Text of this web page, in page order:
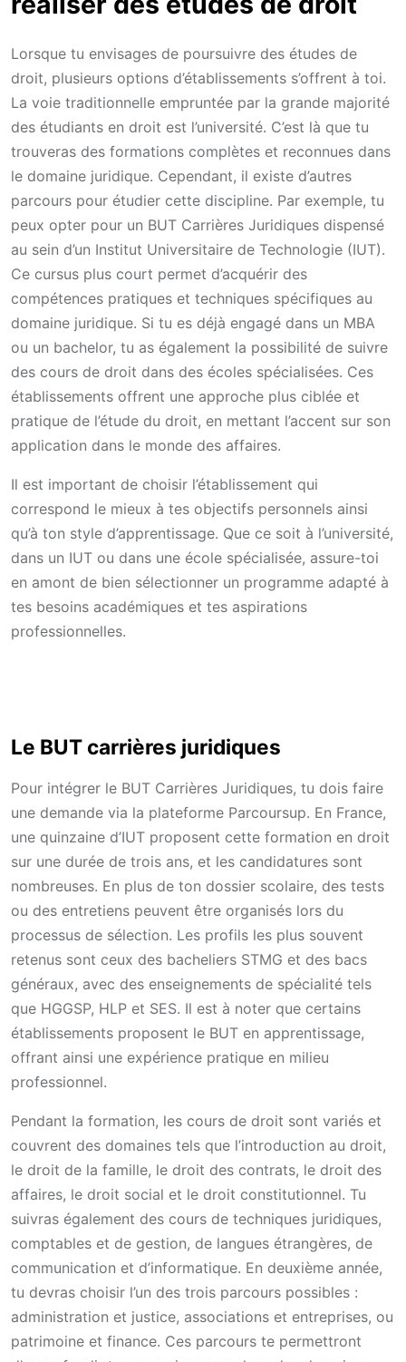
Lorsque tu envisages de poursuivre des études de
droit, plusieurs options d’établissements s’offrent à toi.
La voie traditionnelle empruntée par la grande majorité
des étudiants en droit est l’université. C’est là que tu
trouveras des formations complètes et reconnues dans
le domaine juridique. Cependant, il existe d’autres
parcours pour étudier cette discipline. Par exemple, tu
peux opter pour un BUT Carrières Juridiques dispensé
au sein d’un Institut Universitaire de Technologie (IUT).
Ce cursus plus court permet d’acquérir des
compétences pratiques et techniques spécifiques au
domaine juridique. Si tu es déjà engagé dans un MBA
ou un bachelor, tu as également la possibilité de suivre
des cours de droit dans des écoles spécialisées. Ces
établissements offrent une approche plus ciblée et
pratique de l’étude du droit, en mettant l’accent sur son
application dans le monde des affaires.
Il est important de choisir l’établissement qui
correspond le mieux à tes objectifs personnels ainsi
qu’à ton style d’apprentissage. Que ce soit à l’université,
dans un IUT ou dans une école spécialisée, assure-toi
en amont de bien sélectionner un programme adapté à
tes besoins académiques et tes aspirations
professionnelles.
Le BUT carrières juridiques
Pour intégrer le BUT Carrières Juridiques, tu dois faire
une demande via la plateforme Parcoursup. En France,
une quinzaine d’IUT proposent cette formation en droit
sur une durée de trois ans, et les candidatures sont
nombreuses. En plus de ton dossier scolaire, des tests
ou des entretiens peuvent être organisés lors du
processus de sélection. Les profils les plus souvent
retenus sont ceux des bacheliers STMG et des bacs
généraux, avec des enseignements de spécialité tels
que HGGSP, HLP et SES. Il est à noter que certains
établissements proposent le BUT en apprentissage,
offrant ainsi une expérience pratique en milieu
professionnel.
Pendant la formation, les cours de droit sont variés et
couvrent des domaines tels que l’introduction au droit,
le droit de la famille, le droit des contrats, le droit des
affaires, le droit social et le droit constitutionnel. Tu
suivras également des cours de techniques juridiques,
comptables et de gestion, de langues étrangères, de
communication et d’informatique. En deuxième année,
tu devras choisir l’un des trois parcours possibles :
administration et justice, associations et entreprises, ou
patrimoine et finance. Ces parcours te permettront